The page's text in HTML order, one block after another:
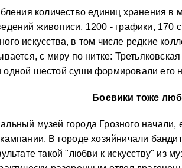
количество единиц хранения
живописи, 1200 - графики, 170
искусства, в том числе редкие
с миру по нитке:
одной шестой суши формировали его
Боевики тоже
музей города Грозного
В городе хозяйничали
такой "любви к искусству" из